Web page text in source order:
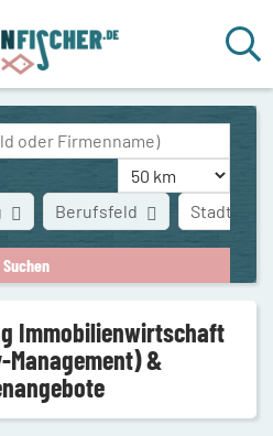
Stadt
Berufsfeld
Immobilienwirtschaft
&